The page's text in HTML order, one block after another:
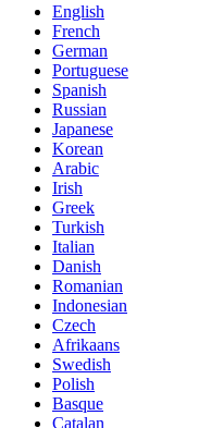
English
French
German
Portuguese
Spanish
Russian
Japanese
Korean
Arabic
Irish
Greek
Turkish
Italian
Danish
Romanian
Indonesian
Czech
Afrikaans
Swedish
Polish
Basque
Catalan